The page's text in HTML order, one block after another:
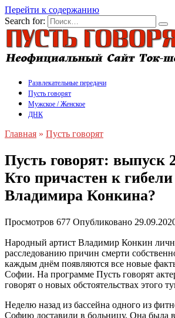
Перейти к содержанию
Search for:
Развлекательные передачи
Пусть говорят
Мужское / Женское
ДНК
Главная » Пусть говорят
Пусть говорят: выпуск
Кто причастен к
Владимира Конкина?
Просмотров 677 Опубликовано
Народный артист Владимир Конкин
расследованию причин смерти
каждым днём появляются все новые
Софии. На программе Пусть говорят
говорят о новых обстоятельствах этого
Неделю назад из бассейна одного из
Софию доставили в больницу. Она была в